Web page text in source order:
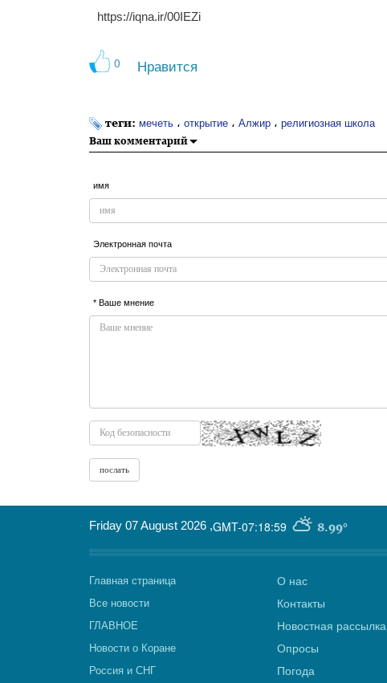
https://iqna.ir/00IEZi
0 Нравится
теги: мечеть ، открытие ، Алжир ، религиозная школа
Ваш комментарий
имя
Электронная почта
* Ваше мнение
GMT-07:18:59 8.99°
Friday 07 August 2026 ,
Главная страница
Все новости
ГЛАВНОЕ
Новости о Коране
Россия и СНГ
О нас
Контакты
Новостная рассылка
Опросы
Погода